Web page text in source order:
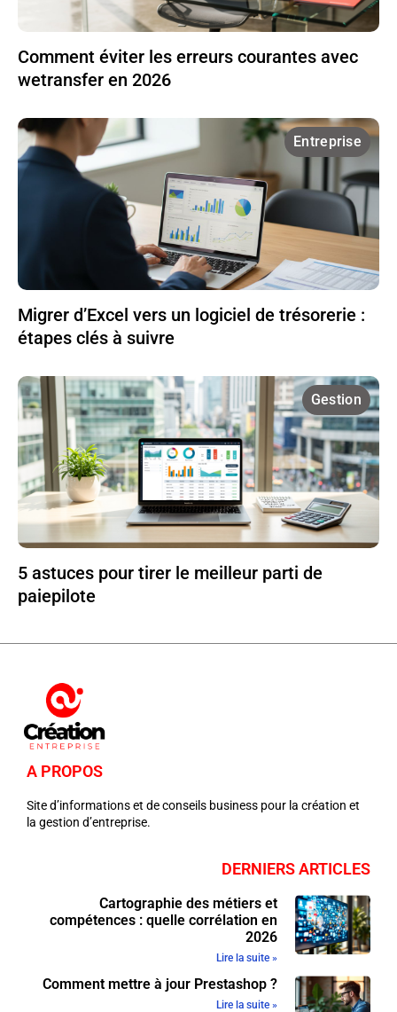
Comment éviter les erreurs courantes avec
wetransfer en 2026
Entreprise
Migrer d’Excel vers un logiciel de trésorerie :
étapes clés à suivre
Gestion
5 astuces pour tirer le meilleur parti de
paiepilote
A PROPOS
Site d’informations et de conseils business pour la création et
la gestion d’entreprise.
DERNIERS ARTICLES
Cartographie des métiers et
compétences : quelle corrélation en
2026
Lire la suite »
Comment mettre à jour Prestashop ?
Lire la suite »